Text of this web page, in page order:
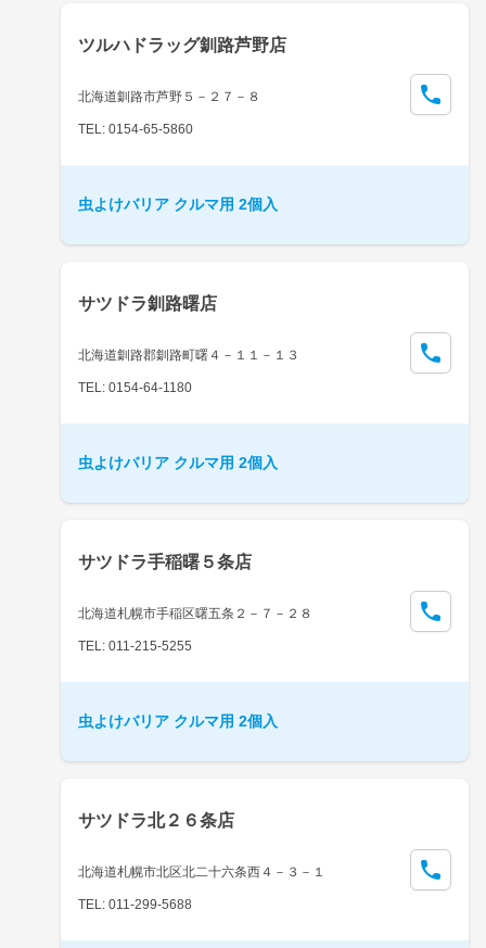
ツルハドラッグ釧路芦野店
北海道釧路市芦野５－２７－８
TEL: 0154-65-5860
虫よけバリア クルマ用 2個入
サツドラ釧路曙店
北海道釧路郡釧路町曙４－１１－１３
TEL: 0154-64-1180
虫よけバリア クルマ用 2個入
サツドラ手稲曙５条店
北海道札幌市手稲区曙五条２－７－２８
TEL: 011-215-5255
虫よけバリア クルマ用 2個入
サツドラ北２６条店
北海道札幌市北区北二十六条西４－３－１
TEL: 011-299-5688